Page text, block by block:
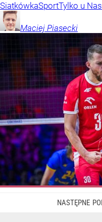
SiatkówkaSportTylko u Nas
Maciej Piasecki